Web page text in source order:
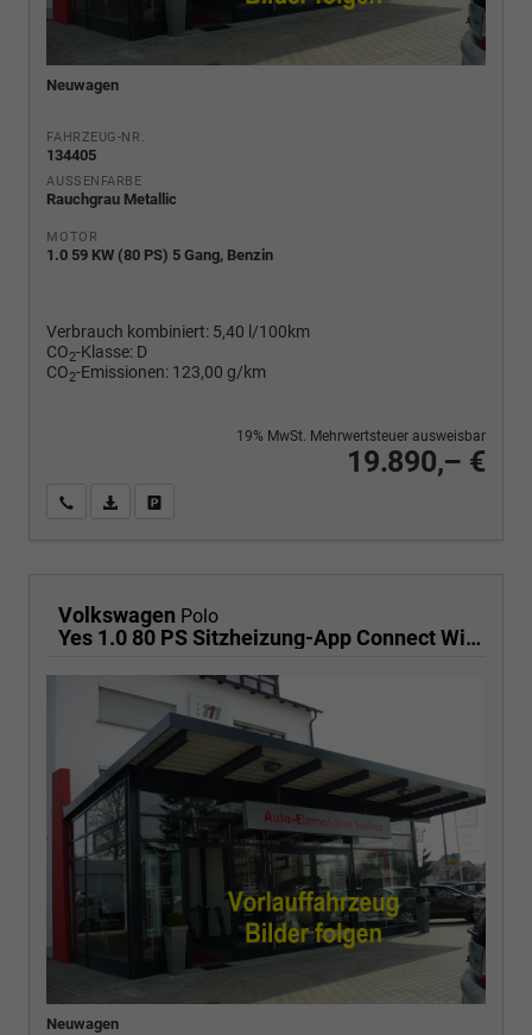
Neuwagen
FAHRZEUG-NR.
134405
AUSSENFARBE
Rauchgrau Metallic
MOTOR
1.0 59 KW (80 PS) 5 Gang, Benzin
Verbrauch kombiniert: 5,40 l/100km
CO2-Klasse: D
CO2-Emissionen: 123,00 g/km
19.890,– €
19% MwSt. Mehrwertsteuer ausweisbar
Wir rufen Sie anPDF-Fahrzeugexposé drucken
Volkswagen Polo
Yes 1.0 80 PS Sitzheizung-App Connect Wireless-Einparkhilfe-Klima-Sofort
Neuwagen